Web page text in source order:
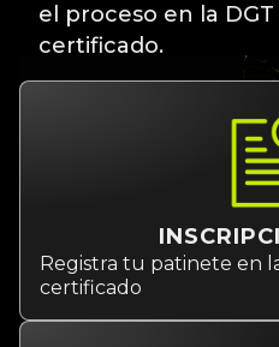
el proceso en la
certificado.
Registra tu patinete en
certificado